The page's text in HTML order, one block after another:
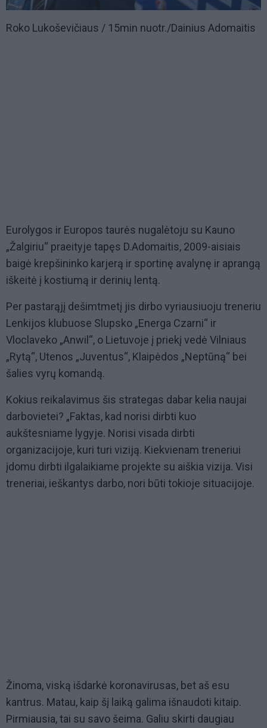
Roko Lukoševičiaus / 15min nuotr./Dainius Adomaitis
Eurolygos ir Europos taurės nugalėtoju su Kauno
„Žalgiriu“ praeityje tapęs D.Adomaitis, 2009-aisiais
baigė krepšininko karjerą ir sportinę avalynę ir aprangą
iškeitė į kostiumą ir derinių lentą.
Per pastarąjį dešimtmetį jis dirbo vyriausiuoju treneriu
Lenkijos klubuose Slupsko „Energa Czarni“ ir
Vloclaveko „Anwil“, o Lietuvoje į priekį vedė Vilniaus
„Rytą“, Utenos „Juventus“, Klaipėdos „Neptūną“ bei
šalies vyrų komandą.
Kokius reikalavimus šis strategas dabar kelia naujai
darbovietei? „Faktas, kad norisi dirbti kuo
aukštesniame lygyje. Norisi visada dirbti
organizacijoje, kuri turi viziją. Kiekvienam treneriui
įdomu dirbti ilgalaikiame projekte su aiškia vizija. Visi
treneriai, ieškantys darbo, nori būti tokioje situacijoje.
Žinoma, viską išdarkė koronavirusas, bet aš esu
kantrus. Matau, kaip šį laiką galima išnaudoti kitaip.
Pirmiausia, tai su savo šeima. Galiu skirti daugiau